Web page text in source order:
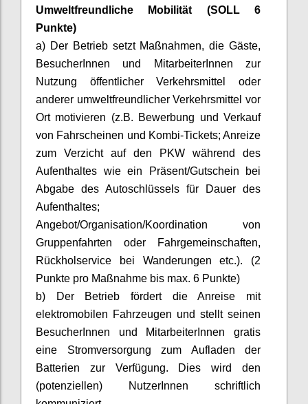
Umweltfreundliche Mobilität (SOLL 6
Punkte)
a) Der Betrieb setzt Maßnahmen, die Gäste,
BesucherInnen und MitarbeiterInnen zur
Nutzung öffentlicher Verkehrsmittel oder
anderer umweltfreundlicher Verkehrsmittel vor
Ort motivieren (z.B. Bewerbung und Verkauf
von Fahrscheinen und Kombi-Tickets; Anreize
zum Verzicht auf den PKW während des
Aufenthaltes wie ein Präsent/Gutschein bei
Abgabe des Autoschlüssels für Dauer des
Aufenthaltes;
Angebot/Organisation/Koordination von
Gruppenfahrten oder Fahrgemeinschaften,
Rückholservice bei Wanderungen etc.). (2
Punkte pro Maßnahme bis max. 6 Punkte)
b) Der Betrieb fördert die Anreise mit
elektromobilen Fahrzeugen und stellt seinen
BesucherInnen und MitarbeiterInnen gratis
eine Stromversorgung zum Aufladen der
Batterien zur Verfügung. Dies wird den
(potenziellen)
NutzerInnen schriftlich